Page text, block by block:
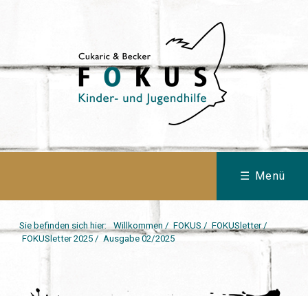
☰ Menü
Sie befinden sich hier: Willkommen / FOKUS / FOKUSletter /
FOKUSletter 2025 / Ausgabe 02/2025